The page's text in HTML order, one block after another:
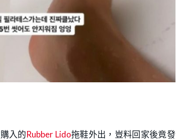
購入的Rubber Lido拖鞋外出，豈料回家後竟發